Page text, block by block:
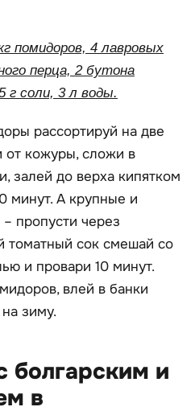
помидоров, 4 лавровых
перца, 2 бутона
г соли, 3 л воды.
рассортируй на две
от кожуры, сложи в
залей до верха кипятком
минут. А крупные и
пропусти через
томатный сок смешай со
и провари 10 минут.
влей в банки
зиму.
болгарским и
в